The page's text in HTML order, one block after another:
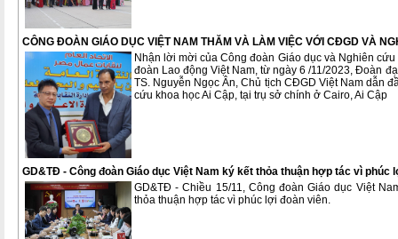
CÔNG ĐOÀN GIÁO DỤC VIỆT NAM THĂM VÀ LÀM VIỆC VỚI CĐGD VÀ
Nhận lời mời của Công đoàn Giáo dục và Nghiên
đoàn Lao động Việt Nam, từ ngày 6 /11/2023, Đoàn
TS. Nguyễn Ngọc Ân, Chủ tịch CĐGD Việt Nam dẫn
cứu khoa học Ai Cập, tại trụ sở chính ở Cairo, Ai Cập
GD&TĐ - Công đoàn Giáo dục Việt Nam ký kết thỏa thuận hợp tác vì phúc
GD&TĐ - Chiều 15/11, Công đoàn Giáo dục Việt
thỏa thuận hợp tác vì phúc lợi đoàn viên.